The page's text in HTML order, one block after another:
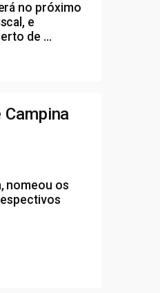
no próximo
e
de ...
nomeou os